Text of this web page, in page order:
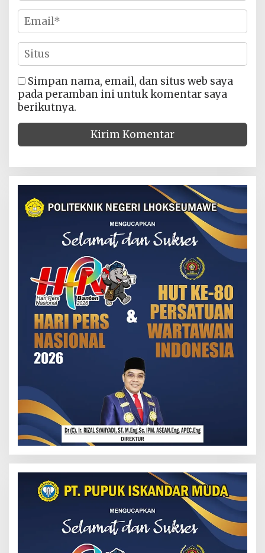
Simpan nama, email, dan situs web saya
pada peramban ini untuk komentar saya
berikutnya.